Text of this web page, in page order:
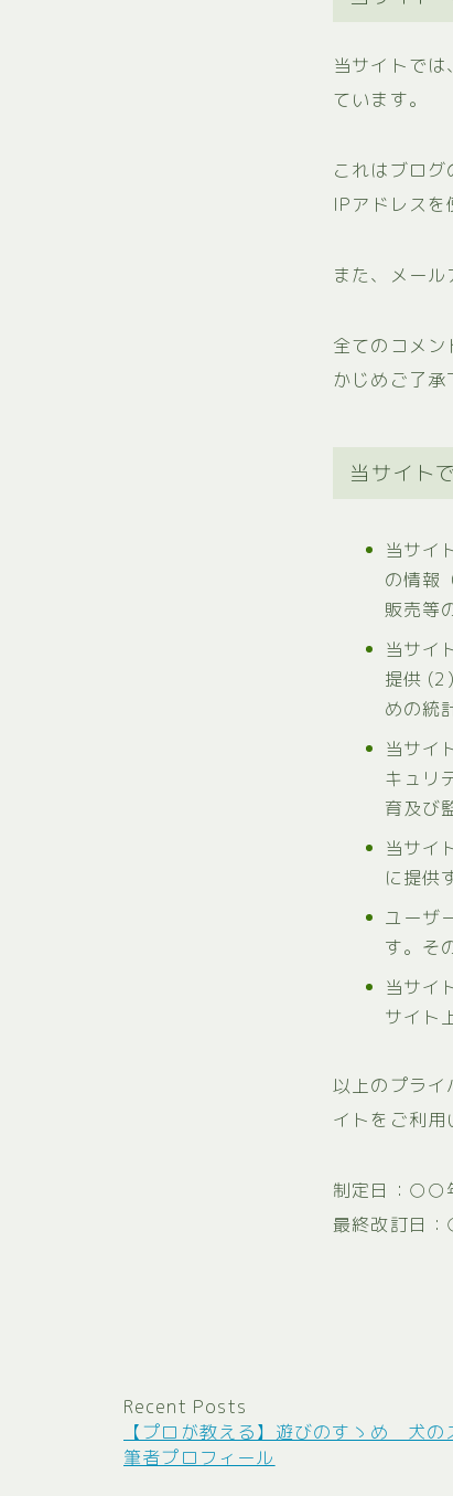
当サイトで
ています。
これはブロ
IPアドレスを
また、メール
全てのコメ
かじめご了承
当サイト
当サイ
の情報
販売等
当サイ
提供
めの統
当サイ
キュリ
育及び
当サイ
に提供
ユーザ
す。そ
当サイ
サイト
以上のプライ
イトをご利用
制定日：
最終改訂
Recent Posts
【プロが教える】遊びのすゝめ 犬
筆者プロフィール